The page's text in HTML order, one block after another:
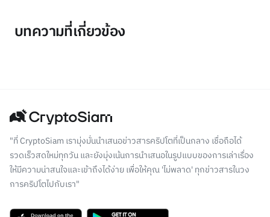
บทความที่เกี่ยวข้อง
"ที่ CryptoSiam เรามุ่งมั่นนำเสนอข่าวสารคริปโตที่เป็นกลาง เชื่อถือได้
รวดเร็วสดใหม่ทุกวัน และยังมุ่งเน้นการนำเสนอในรูปแบบของการเล่าเรื่อง
ให้มีความน่าสนใจและเข้าถึงได้ง่าย เพื่อให้คุณ 'ไม่พลาด' ทุกข่าวสารในวง
การคริปโตไปกับเรา"